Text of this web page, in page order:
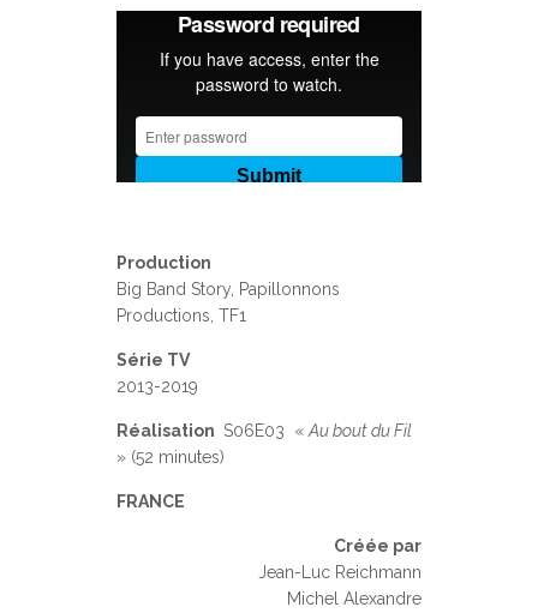
Production
Big Band Story, Papillonnons
Productions, TF1
Série TV
2013-2019
Réalisation S06E03 « Au bout du Fil
» (52 minutes)
FRANCE
Créée par
Jean-Luc Reichmann
Michel Alexandre